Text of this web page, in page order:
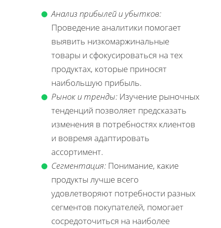
Анализ прибылей и убытков:
Проведение аналитики помогает
выявить низкомаржинальные
товары и сфокусироваться на тех
продуктах, которые приносят
наибольшую прибыль.
Рынок и тренды: Изучение рыночных
тенденций позволяет предсказать
изменения в потребностях клиентов
и вовремя адаптировать
ассортимент.
Сегментация: Понимание, какие
продукты лучше всего
удовлетворяют потребности разных
сегментов покупателей, помогает
сосредоточиться на наиболее